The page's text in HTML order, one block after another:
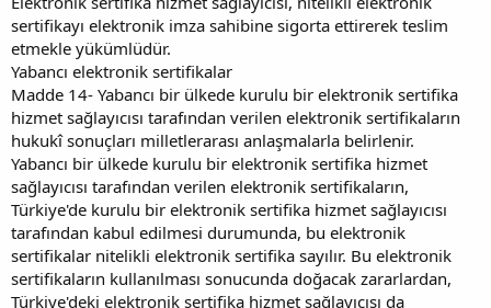
sertifikayı elektronik imza sahibine sigorta ettirerek teslim
etmekle yükümlüdür.
Yabancı elektronik sertifikalar
Madde 14- Yabancı bir ülkede kurulu bir elektronik sertifika
hizmet sağlayıcısı tarafından verilen elektronik sertifikaların
hukukî sonuçları milletlerarası anlaşmalarla belirlenir.
Yabancı bir ülkede kurulu bir elektronik sertifika hizmet
sağlayıcısı tarafından verilen elektronik sertifikaların,
Türkiye'de kurulu bir elektronik sertifika hizmet sağlayıcısı
tarafından kabul edilmesi durumunda, bu elektronik
sertifikalar nitelikli elektronik sertifika sayılır. Bu elektronik
sertifikaların kullanılması sonucunda doğacak zararlardan,
Türkiye'deki elektronik sertifika hizmet sağlayıcısı da